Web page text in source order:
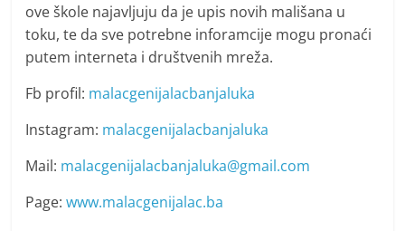
ove škole najavljuju da je upis novih mališana u
toku, te da sve potrebne inforamcije mogu pronaći
putem interneta i društvenih mreža.
Fb profil: malacgenijalacbanjaluka
Instagram: malacgenijalacbanjaluka
Mail: malacgenijalacbanjaluka@gmail.com
Page:www.malacgenijalac.ba